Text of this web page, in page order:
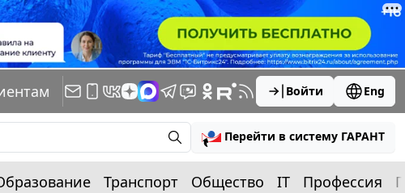
Войти Eng
Перейти в систему ГАРАНТ
Транспорт Общество IT Профессия